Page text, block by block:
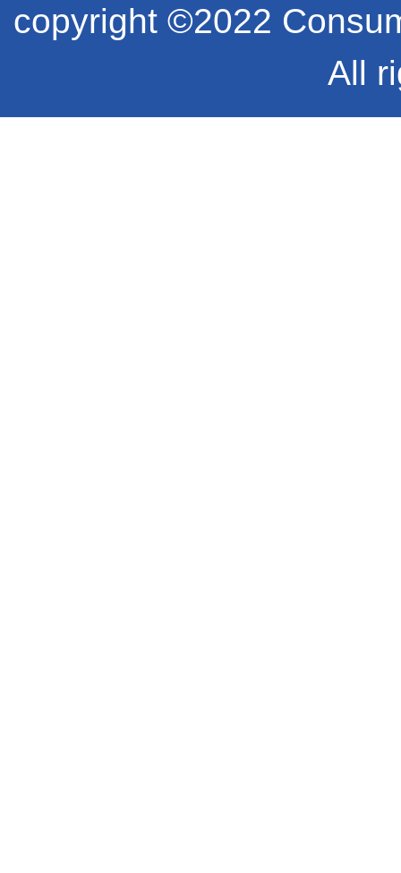
copyright ©2022
All